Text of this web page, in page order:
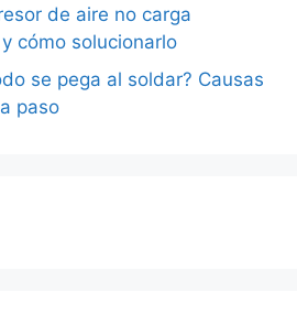
de aire no carga
cómo solucionarlo
se pega al soldar? Causas
paso